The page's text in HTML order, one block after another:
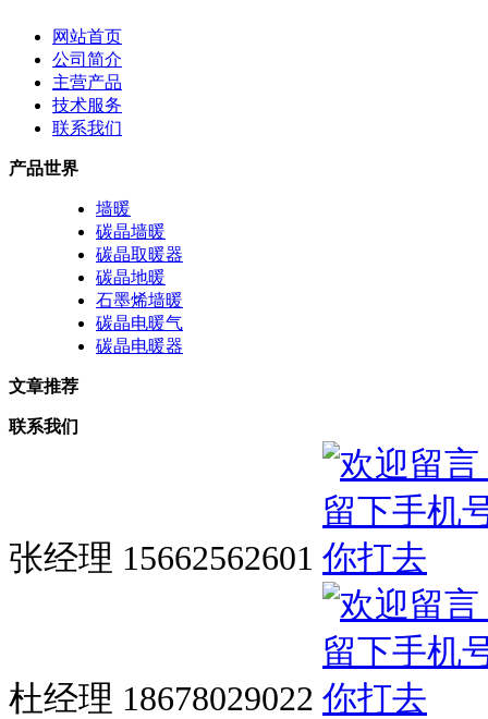
网站首页
公司简介
主营产品
技术服务
联系我们
产品世界
墙暖
碳晶墙暖
碳晶取暖器
碳晶地暖
石墨烯墙暖
碳晶电暖气
碳晶电暖器
文章推荐
联系我们
张经理 15662562601
杜经理 18678029022